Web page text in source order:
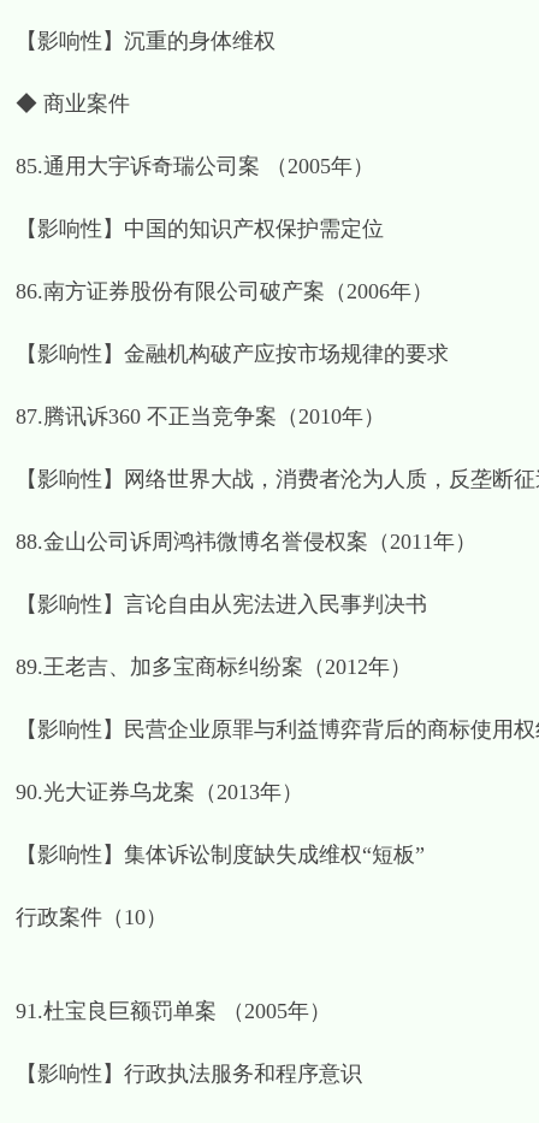
【影响性】沉重的身体维权
◆ 商业案件
85.通用大宇诉奇瑞公司案 （2005年）
【影响性】中国的知识产权保护需定位
86.南方证券股份有限公司破产案（2006年）
【影响性】金融机构破产应按市场规律的要求
87.腾讯诉360 不正当竞争案（2010年）
【影响性】网络世界大战，消费者沦为人质，反垄断
88.金山公司诉周鸿祎微博名誉侵权案（2011年）
【影响性】言论自由从宪法进入民事判决书
89.王老吉、加多宝商标纠纷案（2012年）
【影响性】民营企业原罪与利益博弈背后的商标使用
90.光大证券乌龙案（2013年）
【影响性】集体诉讼制度缺失成维权“短板”
行政案件（10）
91.杜宝良巨额罚单案 （2005年）
【影响性】行政执法服务和程序意识